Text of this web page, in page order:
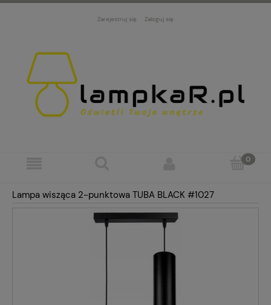
Zarejestruj się Zaloguj się
Lampa wisząca 2-punktowa TUBA BLACK #1027